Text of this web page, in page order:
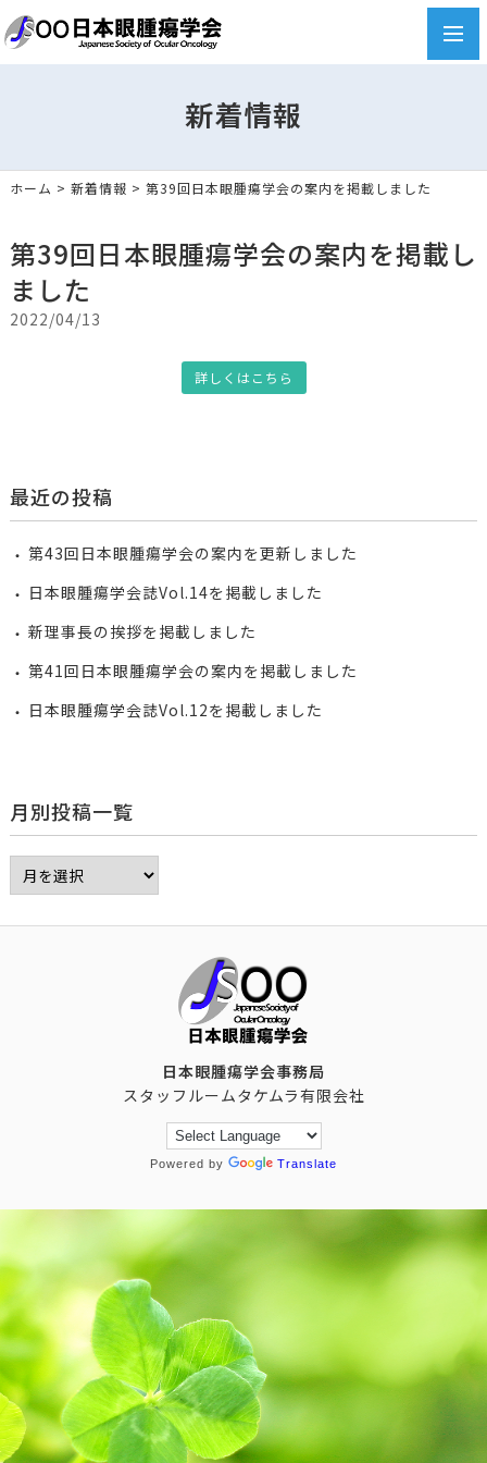
新着情報
ホーム > 新着情報 > 第39回日本眼腫瘍学会の案内を掲載しました
第39回日本眼腫瘍学会の案内を掲載し
ました
2022/04/13
詳しくはこちら
最近の投稿
第43回日本眼腫瘍学会の案内を更新しました
日本眼腫瘍学会誌Vol.14を掲載しました
新理事長の挨拶を掲載しました
第41回日本眼腫瘍学会の案内を掲載しました
日本眼腫瘍学会誌Vol.12を掲載しました
月別投稿一覧
日本眼腫瘍学会事務局
スタッフルームタケムラ有限会社
Powered by Translate